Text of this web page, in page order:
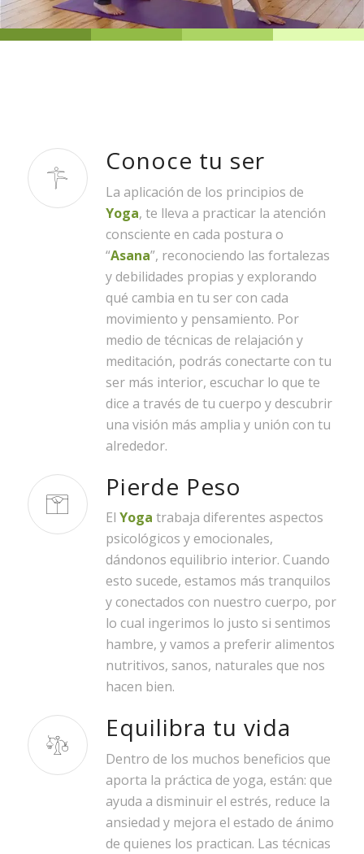
Conoce tu ser
La aplicación de los principios de
Yoga, te lleva a practicar la atención
consciente en cada postura o
“Asana”, reconociendo las fortalezas
y debilidades propias y explorando
qué cambia en tu ser con cada
movimiento y pensamiento. Por
medio de técnicas de relajación y
meditación, podrás conectarte con tu
ser más interior, escuchar lo que te
dice a través de tu cuerpo y descubrir
una visión más amplia y unión con tu
alrededor.
Pierde Peso
El Yoga trabaja diferentes aspectos
psicológicos y emocionales,
dándonos equilibrio interior. Cuando
esto sucede, estamos más tranquilos
y conectados con nuestro cuerpo, por
lo cual ingerimos lo justo si sentimos
hambre, y vamos a preferir alimentos
nutritivos, sanos, naturales que nos
hacen bien.
Equilibra tu vida
Dentro de los muchos beneficios que
aporta la práctica de yoga, están: que
ayuda a disminuir el estrés, reduce la
ansiedad y mejora el estado de ánimo
de quienes los practican. Las técnicas